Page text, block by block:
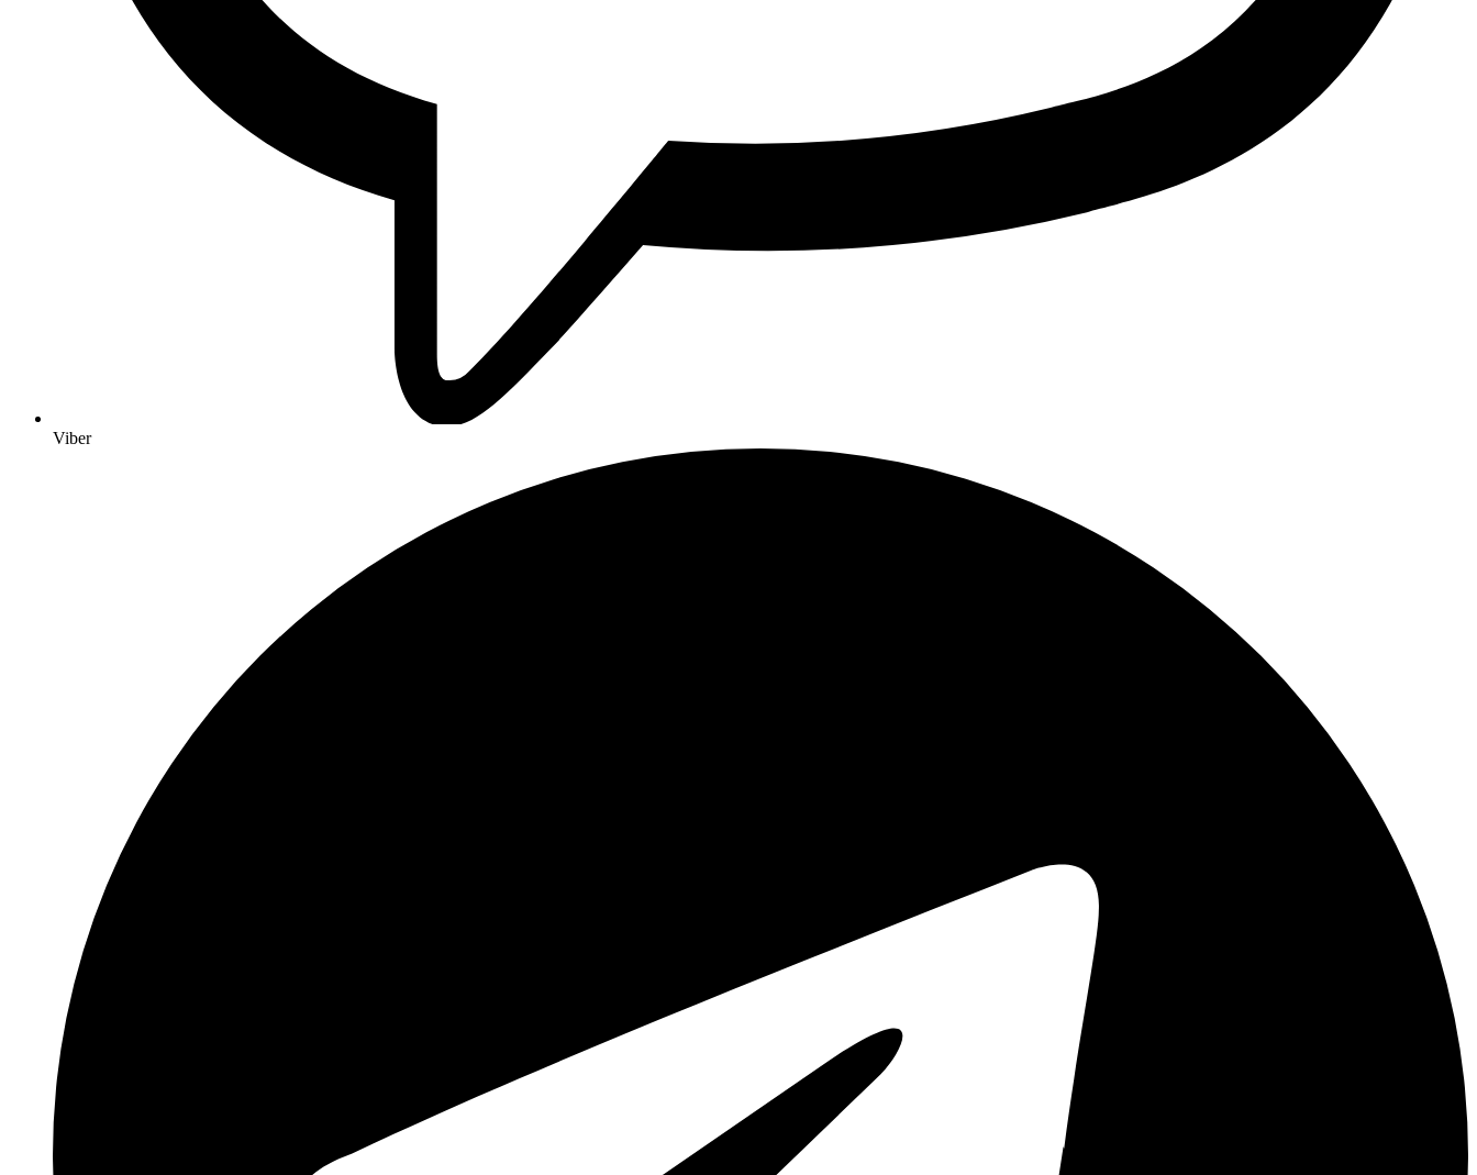
Viber